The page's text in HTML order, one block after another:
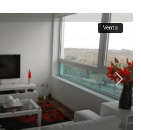
Venta